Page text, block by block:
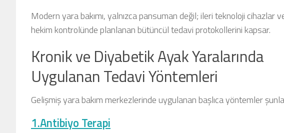
Modern yara bakımı, yalnızca pansuman değil; ileri teknoloji cihazlar
hekim kontrolünde planlanan bütüncül tedavi protokollerini kapsar.
Kronik ve Diyabetik Ayak Yaralarında
Uygulanan Tedavi Yöntemleri
Gelişmiş yara bakım merkezlerinde uygulanan başlıca yöntemler
1.Antibiyo Terapi